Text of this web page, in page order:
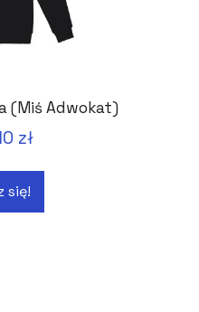
(Miś Adwokat)
zł
się!